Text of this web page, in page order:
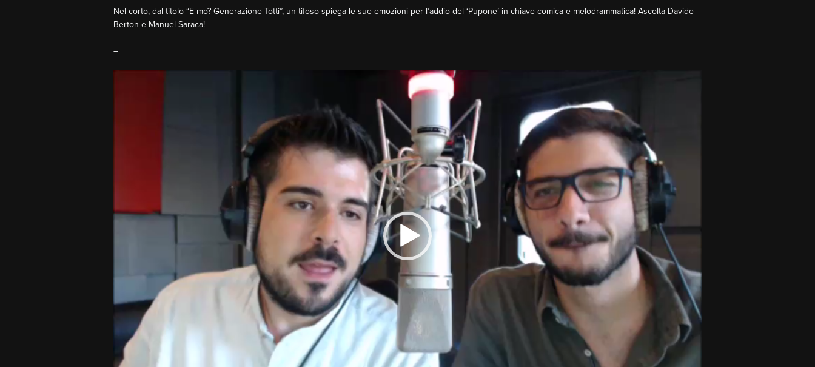
Nel corto, dal titolo “E mo? Generazione Totti”, un tifoso spiega le sue emozioni per l’addio del ‘Pupone’ in chiave comica e melodrammatica! Ascolta Davide
Berton e Manuel Saraca!
–